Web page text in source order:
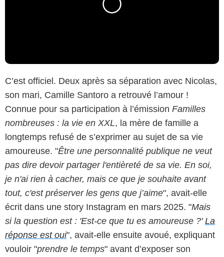
C’est officiel. Deux après sa séparation avec Nicolas,
son mari, Camille Santoro a retrouvé l’amour !
Connue pour sa participation à l’émission Familles
nombreuses : la vie en XXL, la mère de famille a
longtemps refusé de s’exprimer au sujet de sa vie
amoureuse. "Être une personnalité publique ne veut
pas dire devoir partager l'entièreté de sa vie. En soi,
je n'ai rien à cacher, mais ce que je souhaite avant
tout, c'est préserver les gens que j’aime", avait-elle
écrit dans une story Instagram en mars 2025. "Mais
si la question est : 'Est-ce que tu es amoureuse ?' La
réponse est oui", avait-elle ensuite avoué, expliquant
vouloir "prendre le temps" avant d’exposer son